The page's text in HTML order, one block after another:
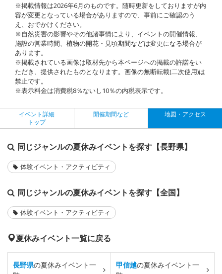
※掲載情報は2026年6月のものです。随時更新をしておりますが内
容が変更となっている場合がありますので、事前にご確認のう
え、おでかけください。
※自然災害の影響やその他諸事情により、イベントの開催情報、
施設の営業時間、植物の開花・見頃期間などは変更になる場合が
あります。
※掲載されている画像は取材先から本ページへの掲載の許諾をい
ただき、提供されたものとなります。画像の無断転載(二次使用)は
禁止です。
※表示料金は消費税8％ないし10％の内税表示です。
イベント詳細
トップ
開催期間など 地図・アクセス
同じジャンルの夏休みイベントを探す【長野県】
体験イベント・アクティビティ
同じジャンルの夏休みイベントを探す【全国】
体験イベント・アクティビティ
夏休みイベント一覧に戻る
長野県の夏休みイベント一
甲信越の夏休みイベント一